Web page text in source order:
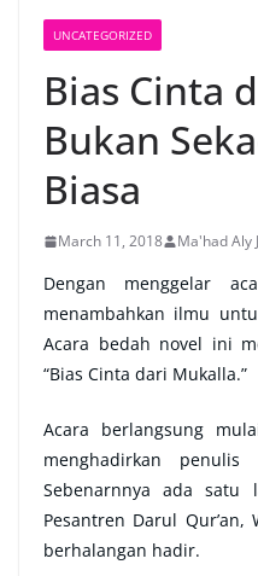
UNCATEGORIZED
Bias Cinta
Bukan
Biasa
March 11, 2018 Ma'had Aly
Dengan menggelar
menambahkan ilmu
Acara bedah novel ini
“Bias Cinta dari Mukalla.”
Acara berlangsung
menghadirkan
Sebenarnnya ada satu
Pesantren Darul
berhalangan hadir.